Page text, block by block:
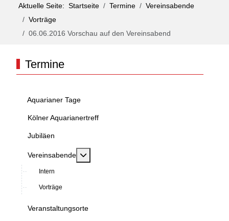
Aktuelle Seite: Startseite Termine
Vereinsabende
Vorträge
06.06.2016 Vorschau auf den Vereinsabend
Termine
Aquarianer Tage
Kölner Aquarianertreff
Jubiläen
Vereinsabende MOD_MENU_TOGGLE_SUBMENU_LABEL
Intern
Vorträge
Veranstaltungsorte